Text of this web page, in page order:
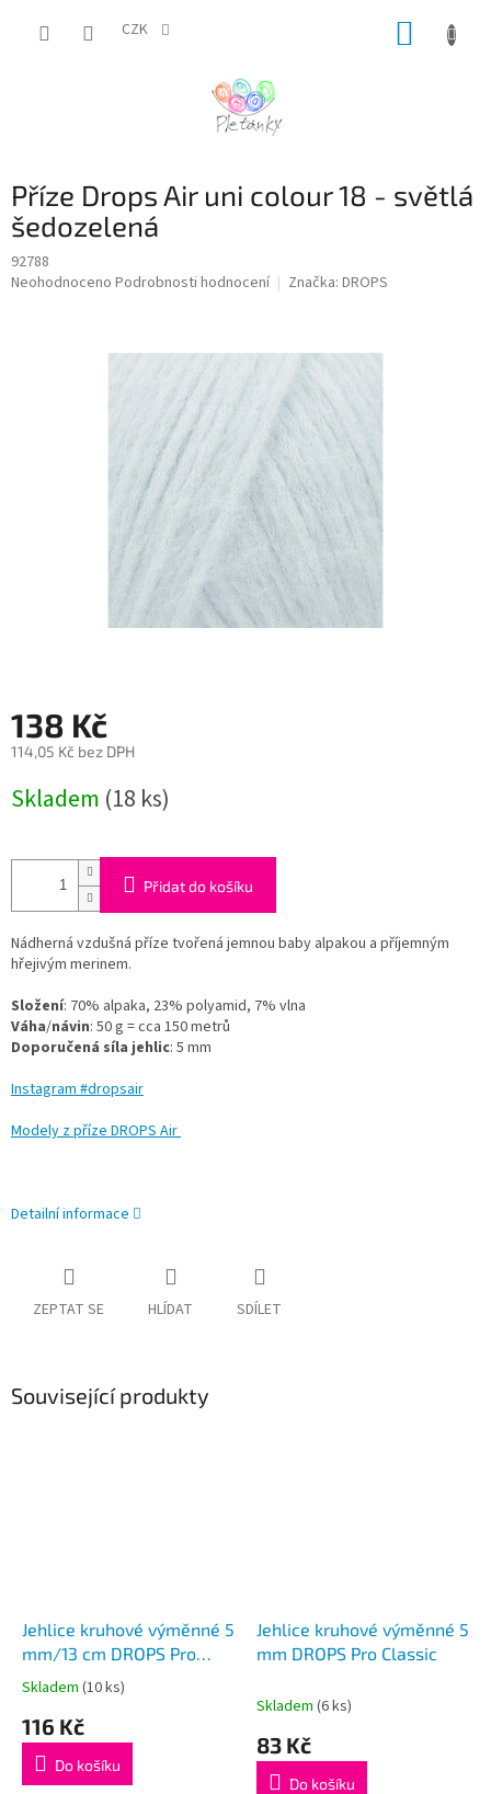
CZK
Příze Drops Air uni colour 18 - světlá
šedozelená
92788
Průměrné
Neohodnoceno Podrobnosti hodnocení Značka: DROPS
138 Kč
114,05 Kč bez DPH
cena:
Skladem (18 ks)
Přidat do košíku
Nádherná vzdušná příze tvořená jemnou baby alpakou a příjemným
hřejivým merinem.
Složení: 70% alpaka, 23% polyamid, 7% vlna
Váha/návin: 50 g = cca 150 metrů
Doporučená síla jehlic: 5 mm
Instagram #dropsair
Modely z příze DROPS Air
Detailní informace
ZEPTAT SE HLÍDAT SDÍLET
Související produkty
Jehlice kruhové výměnné 5
mm/13 cm DROPS Pro
Romance (Birch)
Průměrné
produktu
5,0
Skladem (10 ks)
116 Kč
Do košíku
Jehlice kruhové výměnné 5
mm DROPS Pro Classic
Skladem (6 ks)
83 Kč
Do košíku